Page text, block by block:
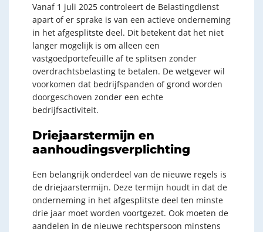
Vanaf 1 juli 2025 controleert de Belastingdienst
apart of er sprake is van een actieve onderneming
in het afgesplitste deel. Dit betekent dat het niet
langer mogelijk is om alleen een
vastgoedportefeuille af te splitsen zonder
overdrachtsbelasting te betalen. De wetgever wil
voorkomen dat bedrijfspanden of grond worden
doorgeschoven zonder een echte
bedrijfsactiviteit.
Driejaarstermijn en
aanhoudingsverplichting
Een belangrijk onderdeel van de nieuwe regels is
de driejaarstermijn. Deze termijn houdt in dat de
onderneming in het afgesplitste deel ten minste
drie jaar moet worden voortgezet. Ook moeten de
aandelen in de nieuwe rechtspersoon minstens